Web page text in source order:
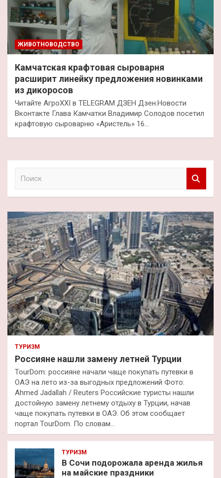
ЖИВОТНОВОДСТВО
Камчатская крафтовая сыроварня
расширит линейку предложения новинками
из дикоросов
Читайте АгроXXI в TELEGRAM ДЗЕН Дзен.Новости
Вконтакте Глава Камчатки Владимир Солодов посетил
крафтовую сыроварню «Аристель» 16…
к
ТУРИЗМ
Россияне нашли замену летней Турции
TourDom: россияне начали чаще покупать путевки в
ОАЭ на лето из-за выгодных предложений Фото:
Ahmed Jadallah / Reuters Российские туристы нашли
достойную замену летнему отдыху в Турции, начав
чаще покупать путевки в ОАЭ. Об этом сообщает
портал TourDom. По словам…
ТУРИЗМ
В Сочи подорожала аренда жилья
на майские праздники